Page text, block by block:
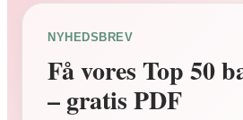
NYHEDSBREV
Få vores Top 50
– gratis PDF